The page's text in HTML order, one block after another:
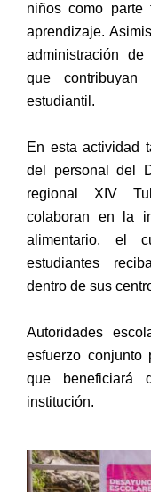
niños como parte
aprendizaje.
administración de
que
estudiantil.
En esta actividad
del personal del
regional XIV
colaboran en la
alimentario, el
estudiantes
dentro de sus
Autoridades
esfuerzo
que beneficiará
institución.